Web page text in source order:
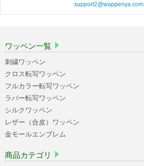
support2@wappenya.com
ワッペン一覧
刺繍ワッペン
クロス転写ワッペン
フルカラー転写ワッペン
ラバー転写ワッペン
シルクワッペン
レザー（合皮）ワッペン
金モールエンブレム
商品カテゴリ